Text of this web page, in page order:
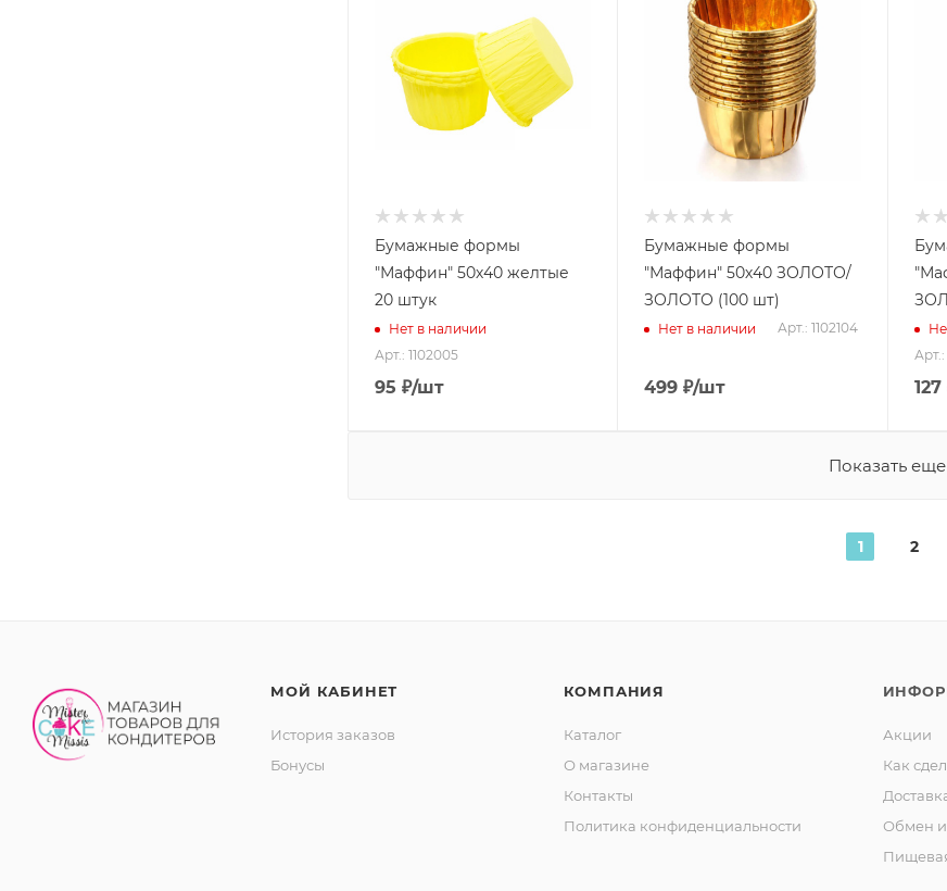
Бумажные формы
"Маффин" 50х40 желтые
20 штук
Нет в наличии
Арт.: 1102005
95 ₽/шт
Бумажные формы
"Маффин" 50х40 ЗОЛОТО/
ЗОЛОТО (100 шт)
Нет в наличии Арт.: 1102104
499 ₽/шт
Арт.:
127
Показать еще
1 2
МОЙ КАБИНЕТ
История заказов
Бонусы
КОМПАНИЯ
Каталог
О магазине
Контакты
Политика конфиденциальности
Акции
Как
Обмен и